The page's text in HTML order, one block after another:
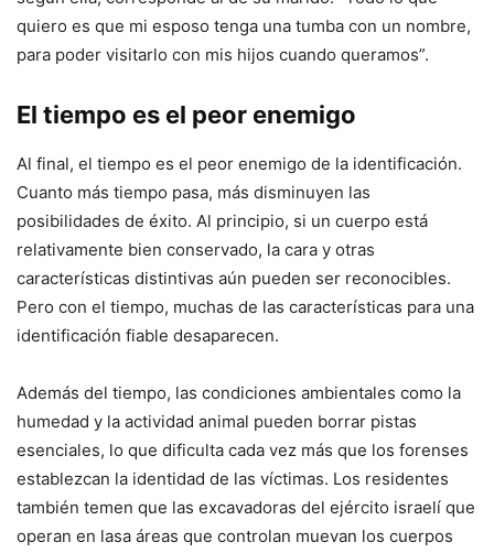
quiero es que mi esposo tenga una tumba con un nombre,
para poder visitarlo con mis hijos cuando queramos”.
El tiempo es el peor enemigo
Al final, el tiempo es el peor enemigo de la identificación.
Cuanto más tiempo pasa, más disminuyen las
posibilidades de éxito. Al principio, si un cuerpo está
relativamente bien conservado, la cara y otras
características distintivas aún pueden ser reconocibles.
Pero con el tiempo, muchas de las características para una
identificación fiable desaparecen.
Además del tiempo, las condiciones ambientales como la
humedad y la actividad animal pueden borrar pistas
esenciales, lo que dificulta cada vez más que los forenses
establezcan la identidad de las víctimas. Los residentes
también temen que las excavadoras del ejército israelí que
operan en lasa áreas que controlan muevan los cuerpos